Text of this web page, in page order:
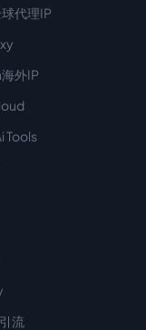
代理IP
外IP
Tools
流